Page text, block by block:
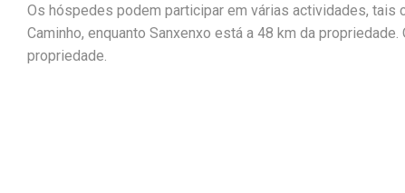
Os hóspedes podem participar em várias actividades, tais
Caminho, enquanto Sanxenxo está a 48 km da
propriedade.